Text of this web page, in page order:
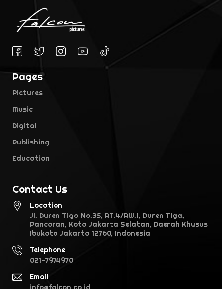
Pages
Pictures
Music
Digital
Publishing
Education
Contact Us
Location
Jl. Duren Tiga No.35, RT.4/RW.1, Duren Tiga,
Pancoran, Kota Jakarta Selatan, Daerah Khusus
Ibukota Jakarta 12760, Indonesia
Telephone
021-7974970
Email
info@falcon.co.id